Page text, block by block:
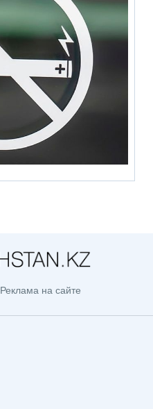
Реклама на сайте